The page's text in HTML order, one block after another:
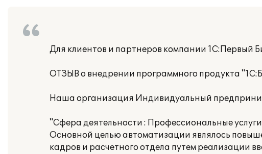
Для клиентов и партнеров компании 1С:Первый
ОТЗЫВ о внедрении программного продукта
Наша организация Индивидуальный
"Сфера деятельности : Профессиональные
Основной целью автоматизации являлось
кадров и расчетного отдела путем реализации